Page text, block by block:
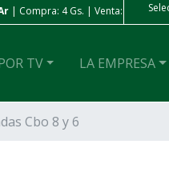
Gs. | Venta: 4 Gs.
TV LA EMPRESA
Cbo 8 y 6